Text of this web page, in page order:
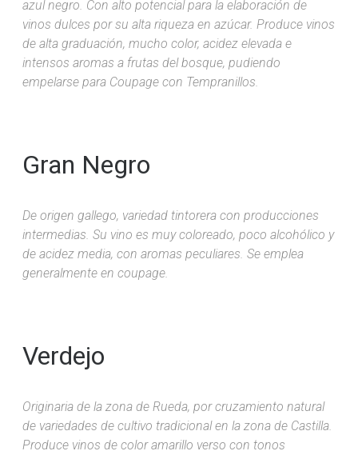
azul negro. Con alto potencial para la elaboración de
vinos dulces por su alta riqueza en azúcar. Produce vinos
de alta graduación, mucho color, acidez elevada e
intensos aromas a frutas del bosque, pudiendo
empelarse para Coupage con Tempranillos.
Gran Negro
De origen gallego, variedad tintorera con producciones
intermedias. Su vino es muy coloreado, poco alcohólico y
de acidez media, con aromas peculiares. Se emplea
generalmente en coupage.
Verdejo
Originaria de la zona de Rueda, por cruzamiento natural
de variedades de cultivo tradicional en la zona de Castilla.
Produce vinos de color amarillo verso con tonos